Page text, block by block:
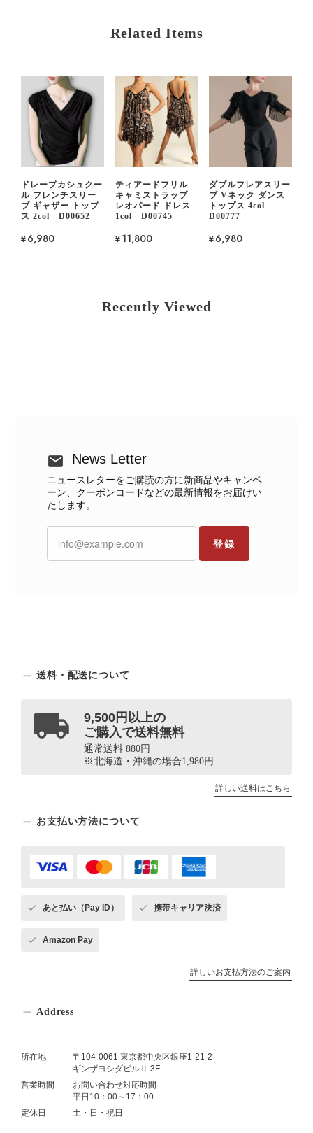
Related Items
ドレープカシュクー
ル フレンチスリー
ブ ギャザー トップ
ス 2col D00652
¥6,980
ティアードフリル
キャミストラップ
レオパード ドレス
1col D00745
¥11,800
ダブルフレアスリー
ブ Vネック ダンス
トップス 4col
D00777
¥6,980
Recently Viewed
News Letter
ニュースレターをご購読の方に新商品やキャンペ
ーン、クーポンコードなどの最新情報をお届けい
たします。
登録
送料・配送について
9,500円以上の
ご購入で送料無料
通常送料 880円
※北海道・沖縄の場合1,980円
詳しい送料はこちら
お支払い方法について
あと払い（Pay ID） 携帯キャリア決済
Amazon Pay
詳しいお支払方法のご案内
Address
所在地
〒104-0061 東京都中央区銀座1-21-2
ギンザヨシダビルⅡ 3F
営業時間
お問い合わせ対応時間
平日10：00～17：00
定休日
土・日・祝日